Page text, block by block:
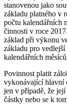
stanovenou jako
základu platného v
počtu kalendářních
činnosti v roce
základ při výkonu
základu pro
kalendářních
Povinnost platit
vykonávající hlavní
jen v případě, že
částky nebo se k